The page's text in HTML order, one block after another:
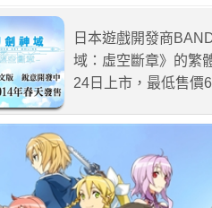
日本遊戲開發商
域：虛空斷章》的繁
24日上市，最低售價